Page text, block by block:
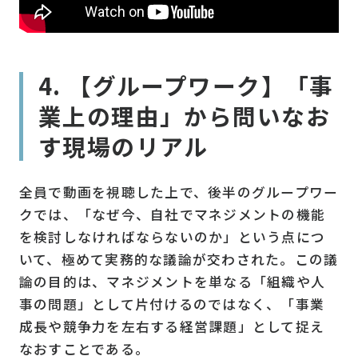
4. 【グループワーク】「事
業上の理由」から問いなお
す現場のリアル
全員で動画を視聴した上で、後半のグループワー
クでは、「なぜ今、自社でマネジメントの機能
を検討しなければならないのか」という点につ
いて、極めて実務的な議論が交わされた。この議
論の目的は、マネジメントを単なる「組織や人
事の問題」として片付けるのではなく、「事業
成長や競争力を左右する経営課題」として捉え
なおすことである。